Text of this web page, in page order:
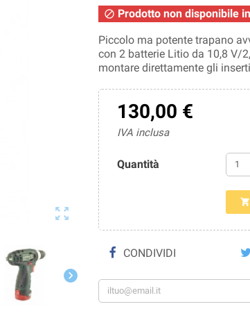


 Prodotto non disponibile
Piccolo ma potente trapano
con 2 batterie Litio da 10,8 V/
montare direttamente gli
130,00 €
IVA inclusa
Quantità

CONDIVIDI